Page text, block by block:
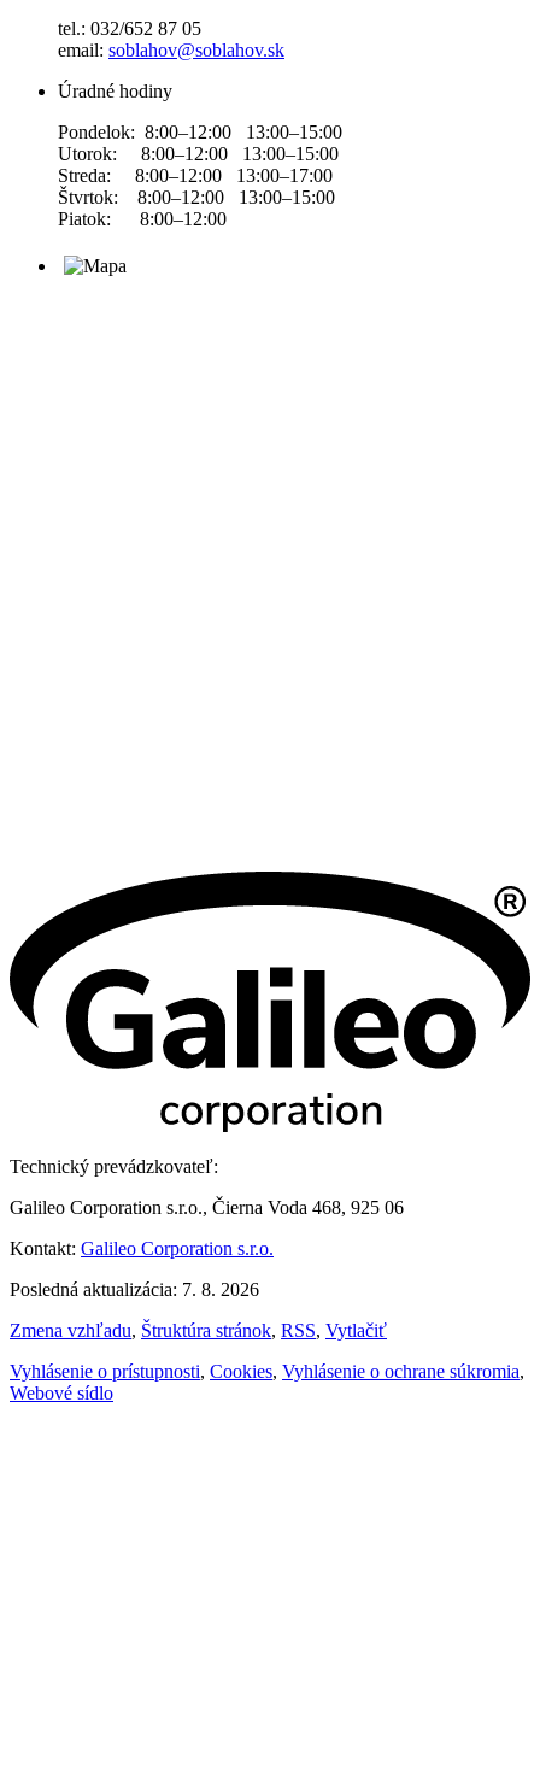
tel.: 032/652 87 05
email: soblahov@soblahov.sk
Úradné hodiny
Pondelok: 8:00–12:00 13:00–15:00
Utorok: 8:00–12:00 13:00–15:00
Streda: 8:00–12:00 13:00–17:00
Štvrtok: 8:00–12:00 13:00–15:00
Piatok: 8:00–12:00
Technický prevádzkovateľ:
Galileo Corporation s.r.o., Čierna Voda 468, 925 06
Kontakt: Galileo Corporation s.r.o.
Posledná aktualizácia: 7. 8. 2026
Zmena vzhľadu, Štruktúra stránok, RSS, Vytlačiť
Vyhlásenie o prístupnosti, Cookies, Vyhlásenie o ochrane súkromia,
Webové sídlo